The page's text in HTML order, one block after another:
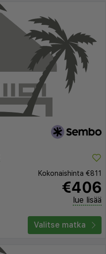
Kokonaishinta €811
€406
lue lisää
Valitse matka